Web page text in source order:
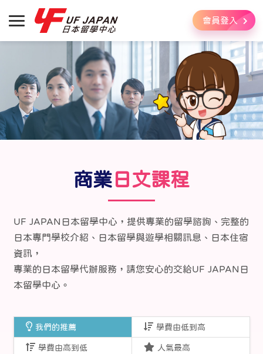
會員登入
商業日文課程
UF JAPAN日本留學中心，提供專業的留學諮詢、完整的
日本專門學校介紹、日本留學與遊學相關訊息、日本住宿
資訊，
專業的日本留學代辦服務，請您安心的交給UF JAPAN日
本留學中心。
我們的推薦 學費由低到高
學費由高到低 人氣最高